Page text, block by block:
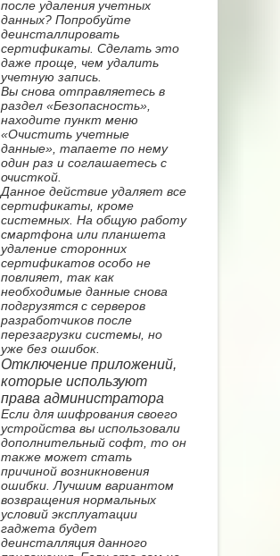
после удаления учетных
данных? Попробуйте
деинсталлировать
сертификаты. Сделать это
даже проще, чем удалить
учетную запись.
Вы снова отправляетесь в
раздел «Безопасность»,
находите пункт меню
«Очистить учетные
данные», тапаете по нему
один раз и соглашаетесь с
очисткой.
Данное действие удаляет все
сертификаты, кроме
системных. На общую работу
смартфона или планшета
удаление сторонних
сертификатов особо не
повлияет, так как
необходимые данные снова
подгрузятся с серверов
разработчиков после
перезагрузки системы, но
уже без ошибок.
Отключение приложений,
которые используют
права администратора
Если для шифрования своего
устройства вы использовали
дополнительный софт, то он
также может стать
причиной возникновения
ошибки. Лучшим вариантом
возвращения нормальных
условий эксплуатации
гаджета будет
деинсталляция данного